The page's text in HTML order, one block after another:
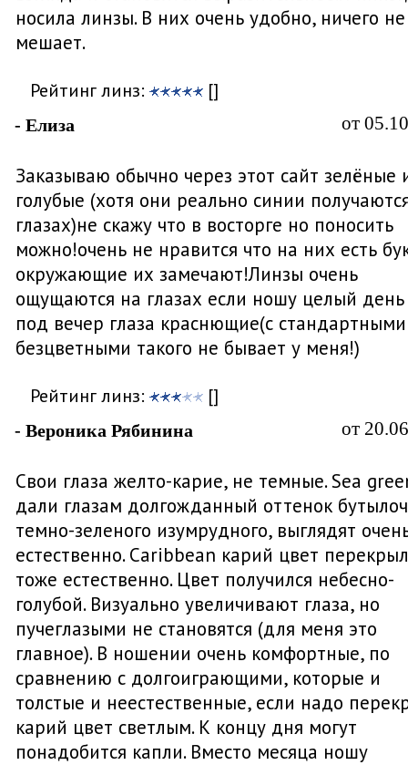
носила линзы. В них очень удобно, ничего не
мешает.
Рейтинг линз: []
- Елиза от
Заказываю обычно через этот сайт зелёные
голубые (хотя они реально синии
глазах)не скажу что в восторге но поносить
можно!очень не нравится что на них есть
окружающие их замечают!Линзы очень
ощущаются на глазах если ношу целый день
под вечер глаза краснющие(с стандартными
безцветными такого не бывает у меня!)
Рейтинг линз: []
- Вероника Рябинина от
Свои глаза желто-карие, не темные. Sea
дали глазам долгожданный оттенок
темно-зеленого изумрудного, выглядят
естественно. Caribbean карий цвет
тоже естественно. Цвет получился небесно-
голубой. Визуально увеличивают глаза, но
пучеглазыми не становятся (для меня это
главное). В ношении очень комфортные, по
сравнению с долгоиграющими, которые и
толстые и неестественные, если надо
карий цвет светлым. К концу дня могут
понадобится капли. Вместо месяца ношу